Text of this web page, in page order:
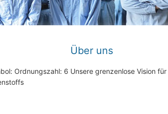
Über uns
Ordnungszahl: 6 Unsere grenzenlose Vision